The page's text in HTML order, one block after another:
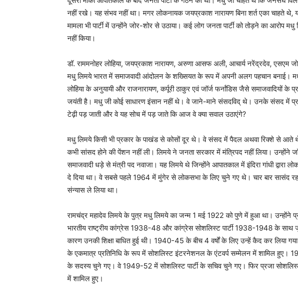
नहीं रखे। यह संभव नहीं था। मगर लोकनायक जयप्रकाश नारायण बिना शर्त एका चाहते थे,
मामला भी पार्टी में उन्होंने जोर-शोर से उठाया। कई लोग जनता पार्टी को तोड़ने का आरोप
नहीं किया।
डॉ. राममनोहर लोहिया, जयप्रकाश नारायण, अरुणा आसफ अली, आचार्य नरेंद्रदेव, एसएम
मधु लिमये भारत में समाजवादी आंदोलन के शख्सियत के रूप में अपनी अलग पहचान बनाई। मधु
लोहिया के अनुयायी और राजनारायण, कर्पूरी ठाकुर एवं जॉर्ज फर्नांडिस जैसे समाजवादियों
जयंती है। मधु जी कोई साधारण इंसान नहीं थे। वे जाने-माने संसदविद् थे। उनके संसद में
टेढ़ी पड़ जाती और वे यह सोच में पड़ जाते कि आज वे क्या सवाल उठाएंगे?
मधु लिमये किसी भी प्रकार के पाखंड से कोसों दूर थे। वे संसद में पैदल अथवा रिक्शे से आते
कभी सांसद होने की पेंशन नहीं ली। लिमये ने जनता सरकार में मंत्रिपद नहीं लिया। उन्होंने
समाजवादी धड़े से मंत्री पद नवाजा। यह लिमये थे जिन्होंने आपातकाल में इंदिरा गांधी द्वारा
दे दिया था। वे सबसे पहले 1964 में मुंगेर से लोकसभा के लिए चुने गए थे। चार बार सासंद
संन्यास ले लिया था।
रामचंद्र महादेव लिमये के पुत्र मधु लिमये का जन्म 1 मई 1922 को पुणे में हुआ था। उन्होंने
भारतीय राष्ट्रीय कांग्रेस 1938-48 और कांग्रेस सोशलिस्ट पार्टी 1938-1948 के साथ
कारण उनकी शिक्षा बाधित हुई थी। 1940-45 के बीच 4 वर्षों के लिए उन्हें कैद कर लिया
के एकमात्र प्रतिनिधि के रूप में सोशलिस्ट इंटरनेशनल के एंटवर्प सम्मेलन में शामिल हुए।
के सदस्य चुने गए। वे 1949-52 में सोशलिस्ट पार्टी के सचिव चुने गए। फिर प्रजा सोशलिस्ट
में शामिल हुए।